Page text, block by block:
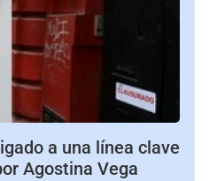
a una línea clave
Agostina Vega